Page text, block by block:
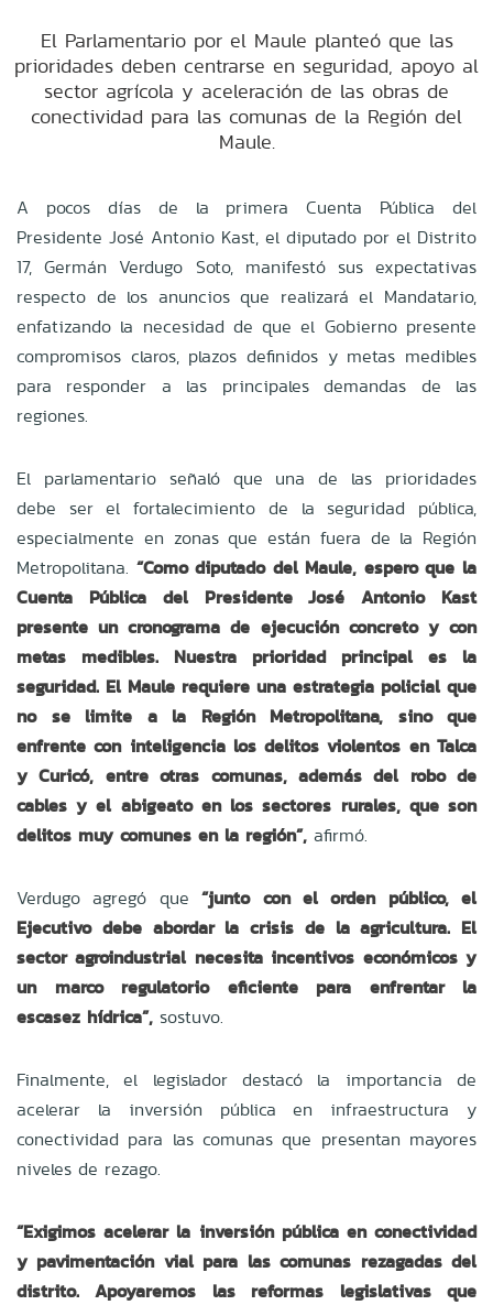
El Parlamentario por el Maule planteó que las
prioridades deben centrarse en seguridad, apoyo al
sector agrícola y aceleración de las obras de
conectividad para las comunas de la Región del
Maule.
A pocos días de la primera Cuenta Pública del
Presidente José Antonio Kast, el diputado por el Distrito
17, Germán Verdugo Soto, manifestó sus expectativas
respecto de los anuncios que realizará el Mandatario,
enfatizando la necesidad de que el Gobierno presente
compromisos claros, plazos definidos y metas medibles
para responder a las principales demandas de las
regiones.
El parlamentario señaló que una de las prioridades
debe ser el fortalecimiento de la seguridad pública,
especialmente en zonas que están fuera de la Región
Metropolitana. “Como diputado del Maule, espero que la
Cuenta Pública del Presidente José Antonio Kast
presente un cronograma de ejecución concreto y con
metas medibles. Nuestra prioridad principal es la
seguridad. El Maule requiere una estrategia policial que
no se limite a la Región Metropolitana, sino que
enfrente con inteligencia los delitos violentos en Talca
y Curicó, entre otras comunas, además del robo de
cables y el abigeato en los sectores rurales, que son
delitos muy comunes en la región”, afirmó.
Verdugo agregó que“junto con el orden público, el
Ejecutivo debe abordar la crisis de la agricultura. El
sector agroindustrial necesita incentivos económicos y
un marco regulatorio eficiente para enfrentar la
escasez hídrica”, sostuvo.
Finalmente, el legislador destacó la importancia de
acelerar la inversión pública en infraestructura y
conectividad para las comunas que presentan mayores
niveles de rezago.
“Exigimos acelerar la inversión pública en conectividad
y pavimentación vial para las comunas rezagadas del
distrito. Apoyaremos las reformas legislativas que